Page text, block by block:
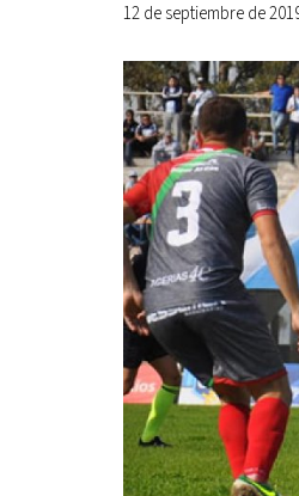
12 de septiembre de